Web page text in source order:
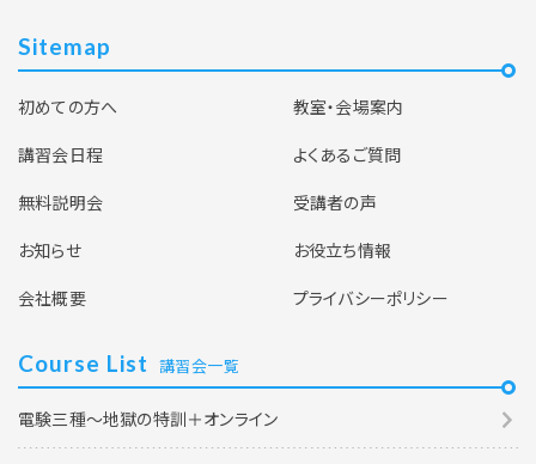
Sitemap
初めての方へ
教室・会場案内
講習会日程
よくあるご質問
無料説明会
受講者の声
お知らせ
お役立ち情報
会社概要
プライバシーポリシー
Course List 講習会一覧
電験三種～地獄の特訓＋オンライン